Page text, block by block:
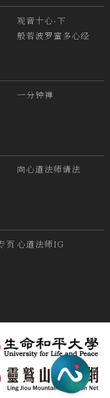
观音十心-下
般若波罗蜜多心经
一分钟禅
向心道法师请法
页 心道法师IG